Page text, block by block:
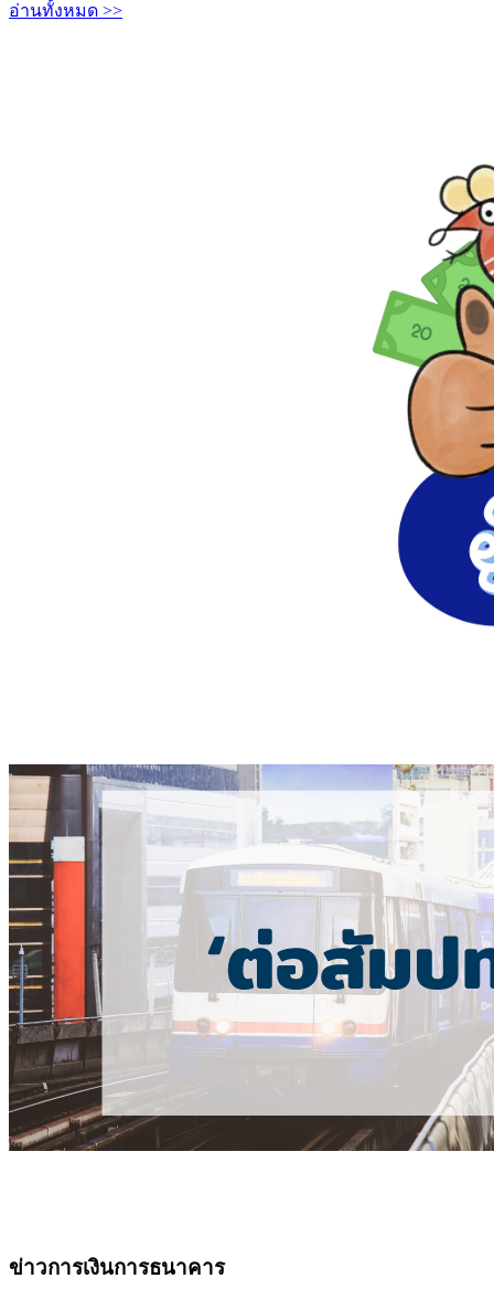
อ่านทั้งหมด >>
ข่าวการเงินการธนาคาร